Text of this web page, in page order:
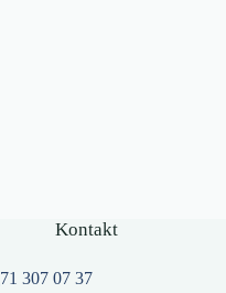
Kontakt
71 307 07 37